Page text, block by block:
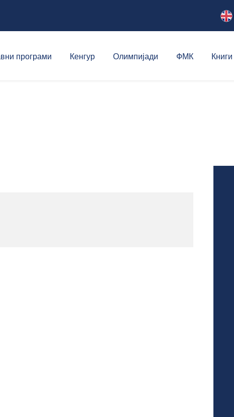
програми Кенгур Олимпијади ФМК Книги